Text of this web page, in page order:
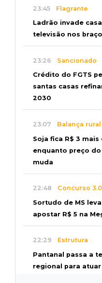
23:45 Flagrante
Ladrão invade
televisão nos
23:26 Sancionado
Crédito do FGTS
santas casas
2030
23:07 Balança rural
Soja fica R$ 3
enquanto preço
muda
22:48 Concurso
Sortudo de MS
apostar R$ 5 na
22:29 Estrutura
Pantanal passa a
regional para